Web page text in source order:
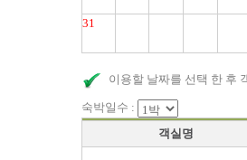
31
이용할 날짜를 선택 한 후
숙박일수 :
객실명